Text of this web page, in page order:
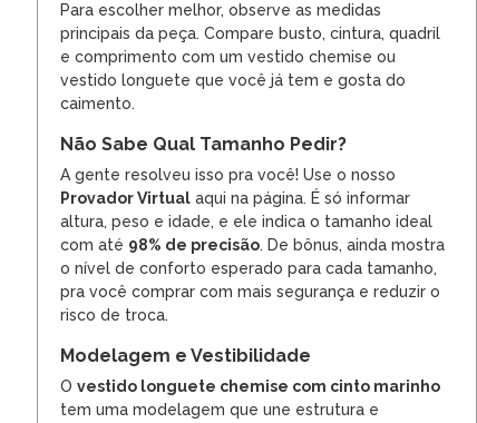
Para escolher melhor, observe as medidas
principais da peça. Compare busto, cintura, quadril
e comprimento com um vestido chemise ou
vestido longuete que você já tem e gosta do
caimento.
Não Sabe Qual Tamanho Pedir?
A gente resolveu isso pra você! Use o nosso
Provador Virtual aqui na página. É só informar
altura, peso e idade, e ele indica o tamanho ideal
com até 98% de precisão. De bônus, ainda mostra
o nível de conforto esperado para cada tamanho,
pra você comprar com mais segurança e reduzir o
risco de troca.
Modelagem e Vestibilidade
O vestido longuete chemise com cinto marinho
tem uma modelagem que une estrutura e